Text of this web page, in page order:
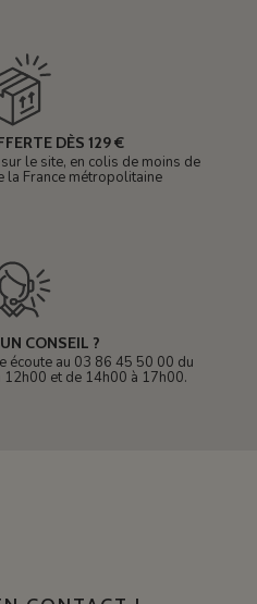
DÈS 129 €
le site, en colis de moins de
la France métropolitaine
CONSEIL ?
écoute au 03 86 45 50 00 du
12h00 et de 14h00 à 17h00.